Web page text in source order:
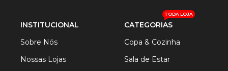
INSTITUCIONAL
Sobre Nós
Nossas Lojas
CATEGORIAS
TODA LOJA
Copa & Cozinha
Sala de Estar